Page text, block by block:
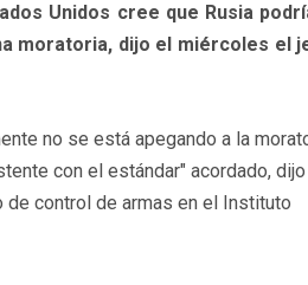
Unidos cree que Rusia
moratoria, dijo el miércoles el
no se está apegando a la
con el estándar" acordado, dijo
de control de armas en el Instituto